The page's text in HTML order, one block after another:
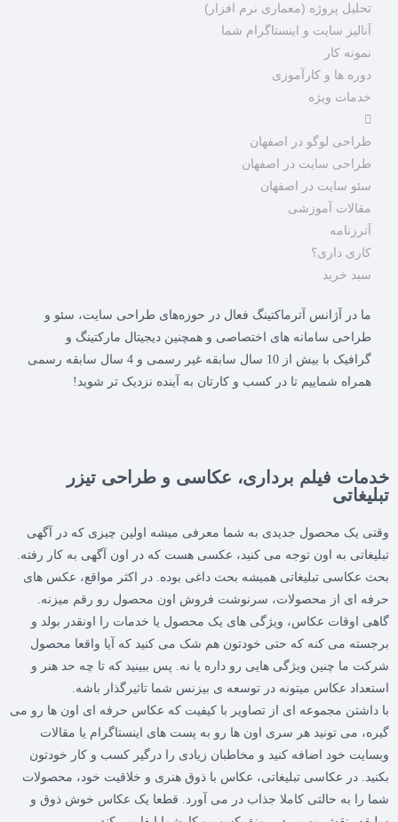
تحلیل پروژه (معماری نرم افزار)
آنالیز سایت و اینستاگرام شما
نمونه کار
دوره ها و کارآموزی
خدمات ویژه
طراحی لوگو در اصفهان
طراحی سایت در اصفهان
سئو سایت در اصفهان
مقالات آموزشی
آترزنامه
کاری داری؟
سبد خرید
ما در آژانس آترماکتینگ فعال در حوزه‌های طراحی سایت، سئو و
طراحی سامانه های اختصاصی و همچنین دیجیتال مارکتینگ و
گرافیک با بیش از 10 سال سابقه غیر رسمی و 4 سال سابقه رسمی
همراه شماییم تا در کسب و کارتان به آینده نزدیک تر شوید!
خدمات فیلم برداری، عکاسی و طراحی تیزر
تبلیغاتی
وقتی یک محصول جدیدی به شما معرفی میشه اولین چیزی که در آگهی
تبلیغاتی به اون توجه می کنید، عکسی هست که در اون آگهی به کار رفته.
بحث عکاسی تبلیغاتی همیشه بحث داغی بوده. در اکثر مواقع، عکس های
حرفه ای از محصولات، سرنوشت فروش اون محصول رو رقم میزنه.
گاهی اوقات عکاس، ویژگی های یک محصول یا خدمات را اونقدر بولد و
برجسته می کنه که حتی خودتون هم شک می کنید که آیا واقعا محصول
شرکت ما چنین ویژگی هایی رو داره یا نه. پس ببینید که تا چه حد هنر و
استعداد عکاس میتونه در توسعه ی بیزنس شما تاثیرگذار باشه.
با داشتن مجموعه ای از تصاویر با کیفیت که عکاس حرفه ای اون ها رو می
گیره، می تونید هر سری اون ها رو به پست های اینستاگرام یا مقالات
وبسایت خود اضافه کنید و مخاطبان زیادی را درگیر کسب و کار خودتون
بکنید. در عکاسی تبلیغاتی، عکاس با ذوق هنری و خلاقیت خود، محصولات
شما را به حالتی کاملا جذاب در می آورد. قطعا یک عکاس خوش ذوق و